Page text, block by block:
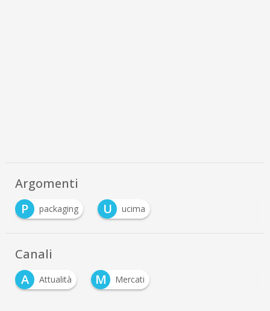
Argomenti
P
packaging U ucima
Canali
A
Attualità M Mercati